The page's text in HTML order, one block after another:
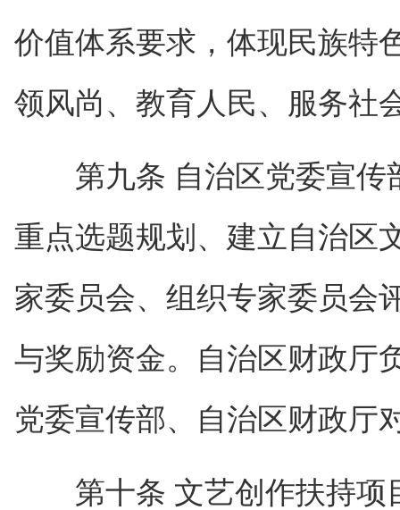
价值体系要求，体现民族特
领风尚、教育人民、服务社
第九条 自治区党委宣传
重点选题规划、建立自治区
家委员会、组织专家委员会
与奖励资金。自治区财政厅
党委宣传部、自治区财政厅
第十条 文艺创作扶持项